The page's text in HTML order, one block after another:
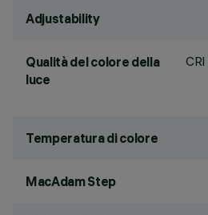
Adjustability
Qualità del colore della
luce
CRI
Temperatura di colore
MacAdam Step